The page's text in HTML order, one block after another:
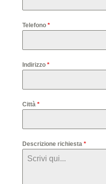
Telefono *
Indirizzo *
Città *
Descrizione richiesta *